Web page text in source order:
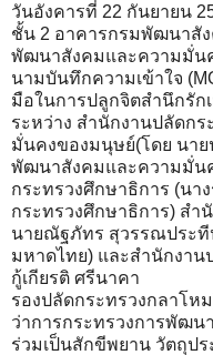
วันอังคารที่ 22 กันยายน
ชั้น 2 อาคารกรมพัฒนาสั
พัฒนาสังคมและความมั่น
นามบันทึกความเข้าใจ
มือในการปลูกจิตสำนึกรัก
ระหว่าง สำนักงานปลัดก
มั่นคงของมนุษย์(โดย นาย
พัฒนาสังคมและความมั่น
กระทรวงศึกษาธิการ (น
กระทรวงศึกษาธิการ) สำ
นายณัฐภัทร สุวรรณประที
มหาดไทย) และสำนักงาน
กู้เกียรติ ศรีนาคา
รองปลัดกระทรวงกลาโห
ว่าการกระทรวงการพัฒ
ร่วมเป็นสักขีพยาน วัตถุป